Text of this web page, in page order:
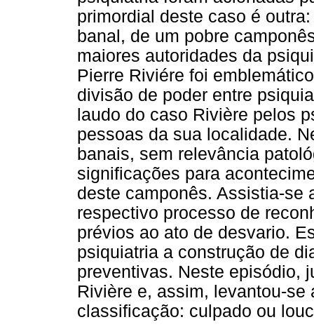
primordial deste caso é
banal, de um pobre
maiores autoridades da
Pierre Riviére foi
divisão de poder entre
laudo do caso Rivière pelos
pessoas da sua localidade.
banais, sem relevância
significações para
deste camponês. Assistia-se
respectivo processo de
prévios ao ato de desvario.
psiquiatria a construção de
preventivas. Neste episódio,
Rivière e, assim, levantou-
classificação: culpado ou